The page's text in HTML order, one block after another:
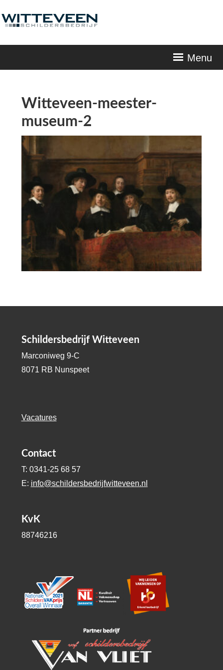
Menu
Witteveen-meester-
museum-2
Schildersbedrijf Witteveen
Marconiweg 9-C
8071 RB Nunspeet
Vacatures
Contact
T: 0341-25 68 57
E: info@schildersbedrijfwitteveen.nl
KvK
88746216